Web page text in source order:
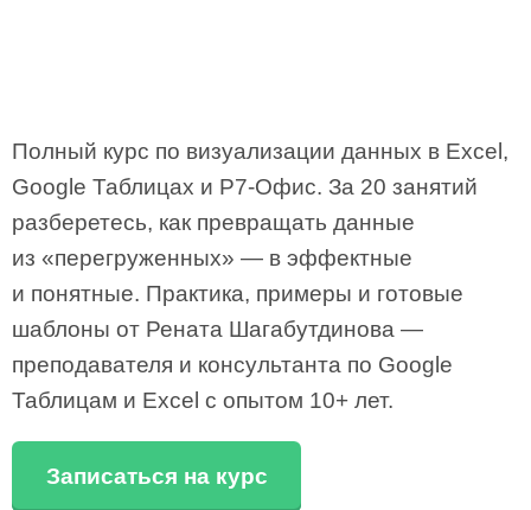
Полный курс по визуализации данных в Excel,
Google Таблицах и Р7-Офис. За 20 занятий
разберетесь, как превращать данные
из «перегруженных» — в эффектные
и понятные. Практика, примеры и готовые
шаблоны от Рената Шагабутдинова —
преподавателя и консультанта по Google
Таблицам и Excel с опытом 10+ лет.
Записаться на курс